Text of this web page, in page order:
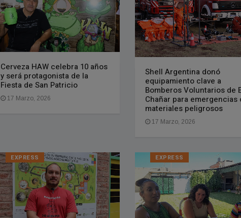
Cerveza HAW celebra 10 años
y será protagonista de la
Fiesta de San Patricio
17 Marzo, 2026
Shell Argentina donó
equipamiento clave a
Bomberos Voluntarios de
Chañar para emergencias
materiales peligrosos
17 Marzo, 2026
EXPRESS EXPRESS